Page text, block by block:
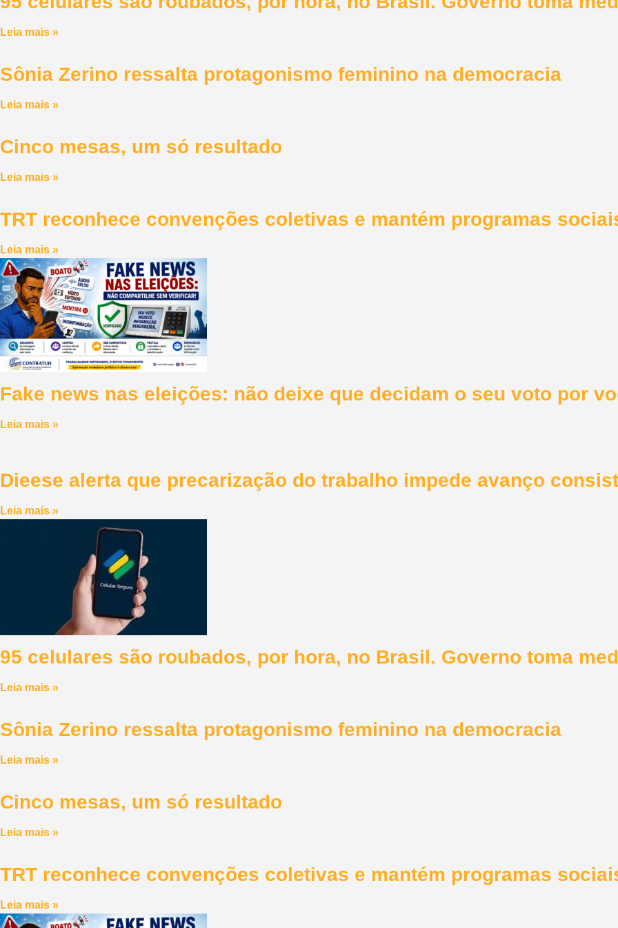
Leia mais »
Sônia Zerino ressalta protagonismo feminino na democracia
Leia mais »
Cinco mesas, um só resultado
Leia mais »
TRT reconhece convenções coletivas e mantém programas
Leia mais »
Fake news nas eleições: não deixe que decidam o seu voto por
Leia mais »
Dieese alerta que precarização do trabalho impede avanço
Leia mais »
95 celulares são roubados, por hora, no Brasil. Governo toma
Leia mais »
Sônia Zerino ressalta protagonismo feminino na democracia
Leia mais »
Cinco mesas, um só resultado
Leia mais »
TRT reconhece convenções coletivas e mantém programas
Leia mais »